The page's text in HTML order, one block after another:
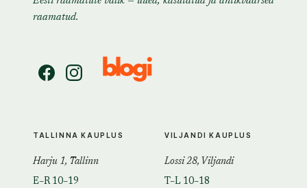
raamatud.
TALLINNA KAUPLUS
Harju 1, Tallinn
E–R 10–19
VILJANDI KAUPLUS
Lossi 28, Viljandi
T–L 10–18